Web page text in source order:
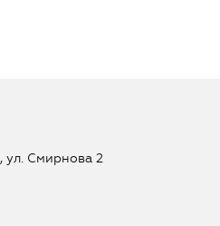
ул. Смирнова 2